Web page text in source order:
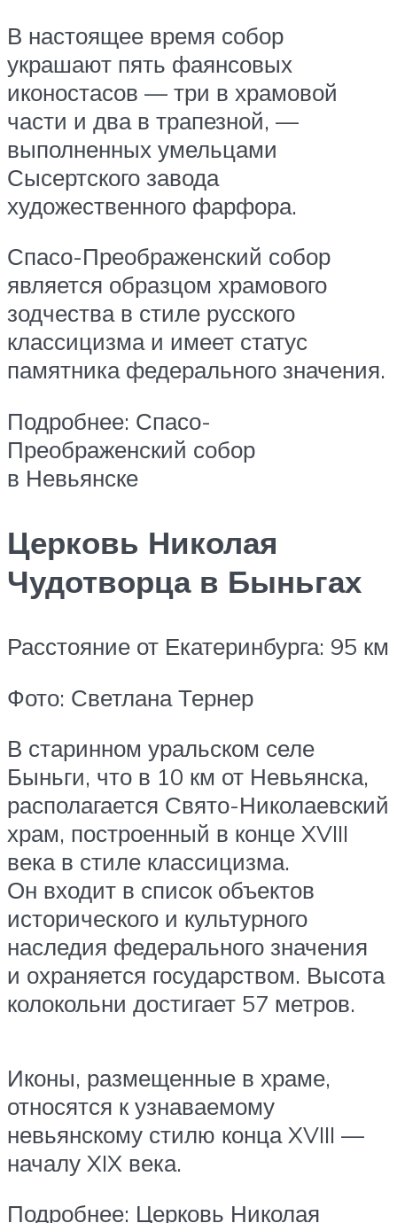
В настоящее время собор
украшают пять фаянсовых
иконостасов — три в храмовой
части и два в трапезной, —
выполненных умельцами
Сысертского завода
художественного фарфора.
Спасо-Преображенский собор
является образцом храмового
зодчества в стиле русского
классицизма и имеет статус
памятника федерального значения.
Подробнее: Спасо-
Преображенский собор
в Невьянске
Церковь Николая
Чудотворца в Быньгах
Расстояние от Екатеринбурга: 95 км
Фото: Светлана Тернер
В старинном уральском селе
Быньги, что в 10 км от Невьянска,
располагается Свято-Николаевский
храм, построенный в конце XVIII
века в стиле классицизма.
Он входит в список объектов
исторического и культурного
наследия федерального значения
и охраняется государством. Высота
колокольни достигает 57 метров.
Иконы, размещенные в храме,
относятся к узнаваемому
невьянскому стилю конца XVIII —
началу XIX века.
Подробнее: Церковь Николая